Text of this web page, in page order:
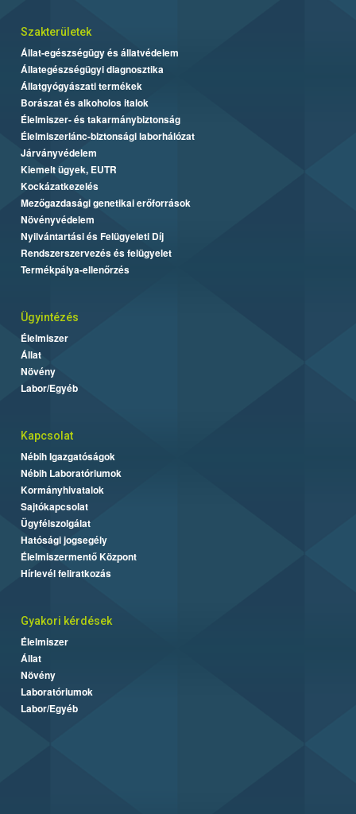
Szakterületek
Állat-egészségügy és állatvédelem
Állategészségügyi diagnosztika
Állatgyógyászati termékek
Borászat és alkoholos italok
Élelmiszer- és takarmánybiztonság
Élelmiszerlánc-biztonsági laborhálózat
Járványvédelem
Kiemelt ügyek, EUTR
Kockázatkezelés
Mezőgazdasági genetikai erőforrások
Növényvédelem
Nyilvántartási és Felügyeleti Díj
Rendszerszervezés és felügyelet
Termékpálya-ellenőrzés
Ügyintézés
Élelmiszer
Állat
Növény
Labor/Egyéb
Kapcsolat
Nébih Igazgatóságok
Nébih Laboratóriumok
Kormányhivatalok
Sajtókapcsolat
Ügyfélszolgálat
Hatósági jogsegély
Élelmiszermentő Központ
Hírlevél feliratkozás
Gyakori kérdések
Élelmiszer
Állat
Növény
Laboratóriumok
Labor/Egyéb